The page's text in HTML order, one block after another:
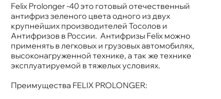
Felix Prolonger -40 это готовый отечественный
антифриз зеленого цвета одного из двух
крупнейших производителей Тосолов и
Антифризов в России. Антифризы Felix можно
применять в легковых и грузовых автомобилях,
ысоконагруженной технике, а так же технике
эксплуатируемой в тяжелых условиях.
Преимущества FELIX PROLONGER:
Бренд
Felix
Спецификации
G11
Объем
1к